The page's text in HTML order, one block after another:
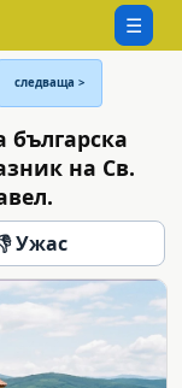
☰
следваща >
българска
на Св.
Ужас